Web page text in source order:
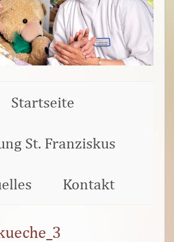
Startseite
St. Franziskus
Kontakt